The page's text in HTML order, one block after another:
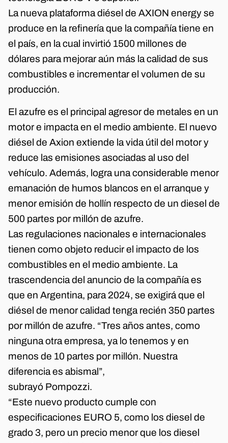
La nueva plataforma diésel de AXION energy se
produce en la refinería que la compañía tiene en
el país, en la cual invirtió 1500 millones de
dólares para mejorar aún más la calidad de sus
combustibles e incrementar el volumen de su
producción.
El azufre es el principal agresor de metales en un
motor e impacta en el medio ambiente. El nuevo
diésel de Axion extiende la vida útil del motor y
reduce las emisiones asociadas al uso del
vehículo. Además, logra una considerable menor
emanación de humos blancos en el arranque y
menor emisión de hollín respecto de un diesel de
500 partes por millón de azufre.
Las regulaciones nacionales e internacionales
tienen como objeto reducir el impacto de los
combustibles en el medio ambiente. La
trascendencia del anuncio de la compañía es
que en Argentina, para 2024, se exigirá que el
diésel de menor calidad tenga recién 350 partes
por millón de azufre. “Tres años antes, como
ninguna otra empresa, ya lo tenemos y en
menos de 10 partes por millón. Nuestra
diferencia es abismal”,
subrayó Pompozzi.
“Este nuevo producto cumple con
especificaciones EURO 5, como los diesel de
grado 3, pero un precio menor que los diesel